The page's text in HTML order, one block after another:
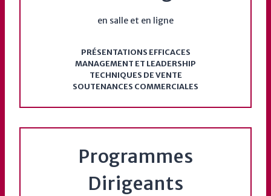
en salle et en ligne
PRÉSENTATIONS EFFICACES
MANAGEMENT ET LEADERSHIP
TECHNIQUES DE VENTE
SOUTENANCES COMMERCIALES
Programmes
Dirigeants